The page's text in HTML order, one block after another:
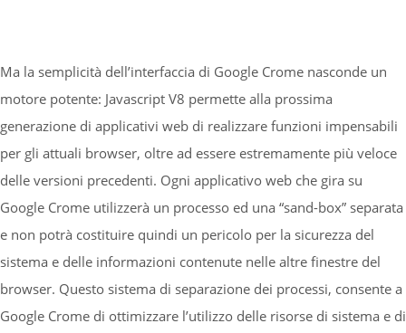
Ma la semplicità dell’interfaccia di Google Crome nasconde un
motore potente: Javascript V8 permette alla prossima
generazione di applicativi web di realizzare funzioni impensabili
per gli attuali browser, oltre ad essere estremamente più veloce
delle versioni precedenti. Ogni applicativo web che gira su
Google Crome utilizzerà un processo ed una “sand-box” separata
e non potrà costituire quindi un pericolo per la sicurezza del
sistema e delle informazioni contenute nelle altre finestre del
browser. Questo sistema di separazione dei processi, consente a
Google Crome di ottimizzare l’utilizzo delle risorse di sistema e di